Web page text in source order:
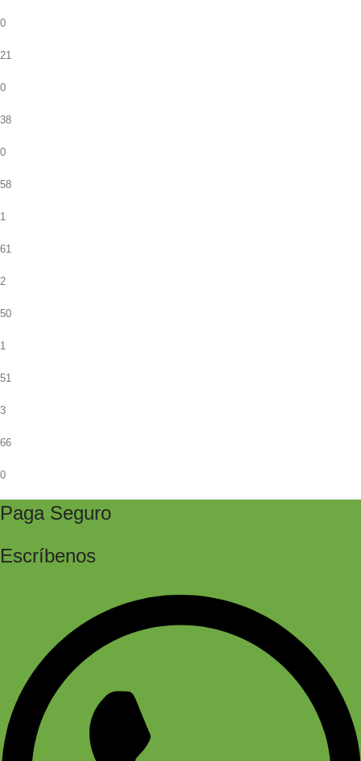
0
21
0
38
0
58
1
61
2
50
1
51
3
66
0
Paga Seguro
Escríbenos